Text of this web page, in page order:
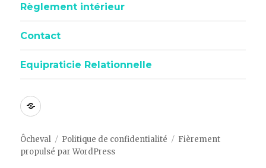
Règlement intérieur
Contact
Equipraticie Relationnelle
Politique
confidentialité
Ôcheval Politique de confidentialité
Fièrement
propulsé par WordPress